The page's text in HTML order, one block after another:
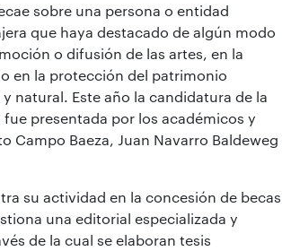
sobre una persona o entidad
que haya destacado de algún modo
o difusión de las artes, en la
en la protección del patrimonio
natural. Este año la candidatura de la
presentada por los académicos y
Campo Baeza, Juan Navarro Baldeweg
su actividad en la concesión de becas
una editorial especializada y
de la cual se elaboran tesis